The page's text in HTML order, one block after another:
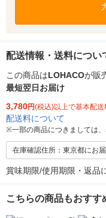
配送情報・送料につい
この商品はLOHACOが販
最短翌日お届け
3,780円(税込)以上で基本配送
配送料について
※一部の商品につきましては
在庫確認住所：東京都にお
賞味期限/使用期限・返品
こちらの商品もおすす